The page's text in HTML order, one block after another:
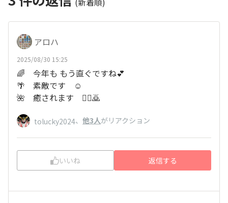
アロハ
2025/08/30 15:25
🌈 今年も もう直ぐですね💕
🌴 素敵です ☺️
🌺 癒されます 🙇‍♀️🙇
tolucky2024、 他3人がリアクション
いいね 返信する